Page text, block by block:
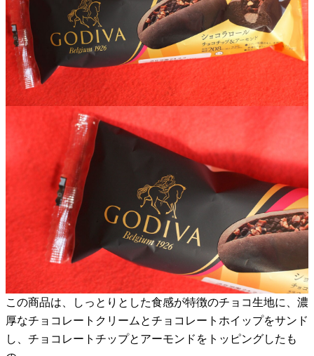
この商品は、しっとりとした食感が特徴のチョコ生地に、濃
厚なチョコレートクリームとチョコレートホイップをサンド
し、チョコレートチップとアーモンドをトッピングしたも